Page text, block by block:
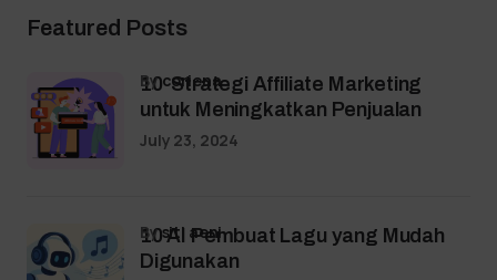
Featured Posts
10 Strategi Affiliate Marketing
untuk Meningkatkan Penjualan
bycoriena
July 23, 2024
10 AI Pembuat Lagu yang Mudah
Digunakan
bysiti aeni